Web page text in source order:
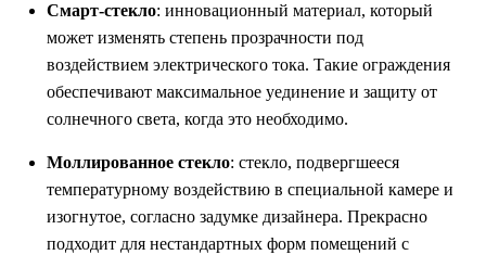
Смарт-стекло: инновационный материал, который
может изменять степень прозрачности под
воздействием электрического тока. Такие ограждения
обеспечивают максимальное уединение и защиту от
солнечного света, когда это необходимо.
Моллированное стекло: стекло, подвергшееся
температурному воздействию в специальной камере и
изогнутое, согласно задумке дизайнера. Прекрасно
подходит для нестандартных форм помещений с